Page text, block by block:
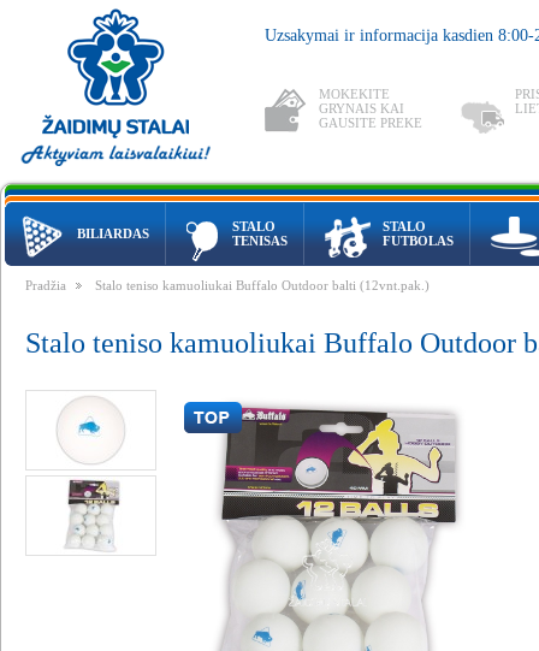
Uzsakymai ir informacija kasdien
MOKEKITE
GRYNAIS KAI
GAUSITE PREKE
BILIARDAS
STALO
TENISAS
STALO
FUTBOLAS
Pradžia Stalo teniso kamuoliukai Buffalo Outdoor balti (12vnt.pak.)
Stalo teniso kamuoliukai Buffalo Outdoor